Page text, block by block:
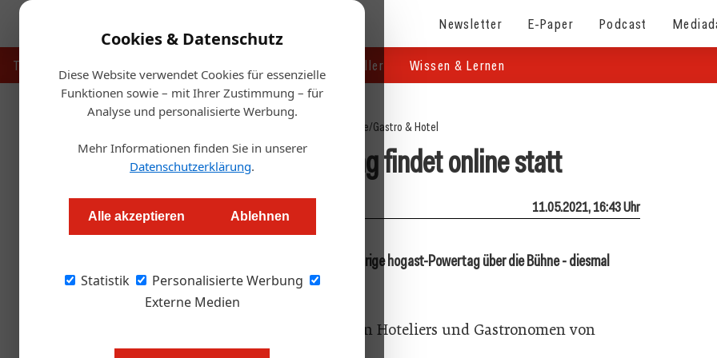
Cookies & Datenschutz
Diese Website verwendet Cookies für essenzielle
Funktionen sowie – mit Ihrer Zustimmung – für
Analyse und personalisierte Werbung.
Mehr Informationen finden Sie in unserer
Datenschutzerklärung.
Alle akzeptieren Ablehnen
Statistik
Personalisierte Werbung
Externe Medien
Newsletter E-Paper Podcast
Touristik Handel & Hersteller Wissen & Lernen
Startseite/Gastro & Hotel
Hogast-Powertag findet online statt
Redaktion.OEGZ 11.05.2021, 16:43 Uhr
Am 26. Mai ist es so weit: Dann geht der diesjährige hogast-Powertag über die Bühne - diesmal
online.
Erfolg entsteht im Kopf: Was können Hoteliers und Gastronomen von
Spitzensportlern lernen?